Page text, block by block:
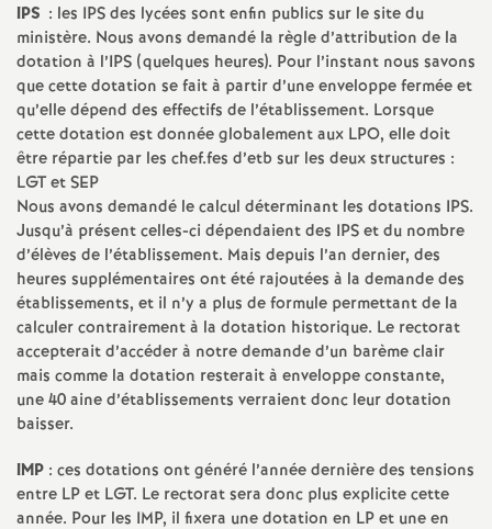
O
r
l
é
a
n
s
T
o
IPS : les IPSdes lycées sont enfin publics sur le site du
ministère. Nous avons demandé la règle d’attribution de la
dotation à l’IPS (quelques heures). Pour l’instant nous savons
que cette dotation se fait à partir d’une enveloppe fermée et
qu’elle dépend des effectifs de l’établissement. Lorsque
cette dotation est donnée globalement aux LPO, elle doit
être répartie par les chef.fes d’etb sur les deux structures :
LGTetSEP
Nous avons demandé le calcul déterminant les dotations IPS.
Jusqu’à présent celles-ci dépendaient des IPSet du nombre
d’élèves de l’établissement. Mais depuis l’an dernier, des
heures supplémentaires ont été rajoutées à la demande des
établissements, et il n’y a plus de formule permettant de la
calculer contrairement à la dotation historique. Le rectorat
accepterait d’accéder à notre demande d’un barème clair
mais comme la dotation resterait à enveloppe constante,
une 40 aine d’établissements verraient donc leur dotation
baisser.
IMP : ces dotations ont généré l’année dernière des tensions
entre LPet LGT. Le rectorat sera donc plus explicite cette
année. Pour les IMP, il fixera une dotation en LPet une en